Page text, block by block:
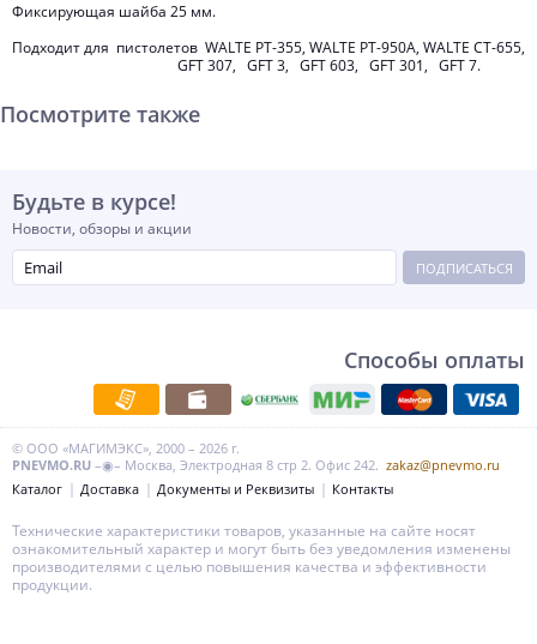
Фиксирующая шайба 25 мм.
Подходит для пистолетов WALTE PT-355, WALTE РТ-950А, WALTE СТ-655,
GFT 307, GFT 3, GFT 603, GFT 301, GFT 7.
Посмотрите также
Будьте в курсе!
Новости, обзоры и акции
ПОДПИСАТЬСЯ
Способы оплаты
© ООО «МАГИМЭКС», 2000 – 2026 г.
PNEVMO.RU –◉– Москва, Электродная 8 стр 2. Офис 242. zakaz@pnevmo.ru
Каталог
Доставка Документы и Реквизиты Контакты
Технические характеристики товаров, указанные на сайте носят
ознакомительный характер и могут быть без уведомления изменены
производителями с целью повышения качества и эффективности
продукции.